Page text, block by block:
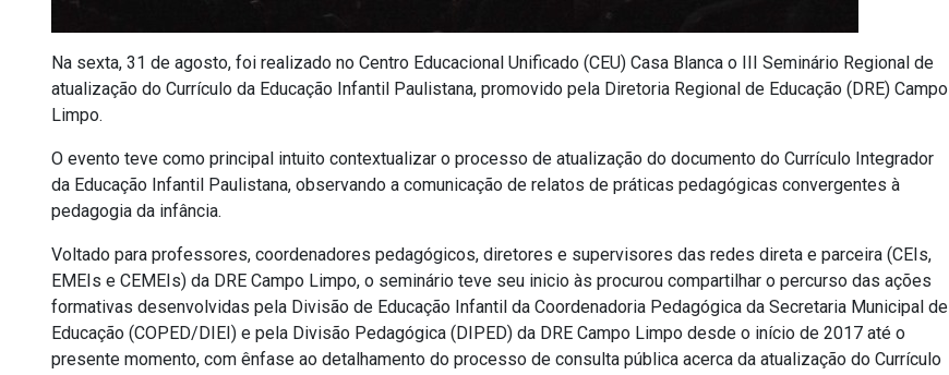
Na sexta, 31 de agosto, foi realizado no Centro Educacional Unificado (CEU) Casa Blanca o III Seminário Regional de
atualização do Currículo da Educação Infantil Paulistana, promovido pela Diretoria Regional de Educação (DRE) Campo
Limpo.
O evento teve como principal intuito contextualizar o processo de atualização do documento do Currículo Integrador
da Educação Infantil Paulistana, observando a comunicação de relatos de práticas pedagógicas convergentes à
pedagogia da infância.
Voltado para professores, coordenadores pedagógicos, diretores e supervisores das redes direta e parceira (CEIs,
EMEIs e CEMEIs) da DRE Campo Limpo, o seminário teve seu inicio às procurou compartilhar o percurso das ações
formativas desenvolvidas pela Divisão de Educação Infantil da Coordenadoria Pedagógica da Secretaria Municipal de
Educação (COPED/DIEI) e pela Divisão Pedagógica (DIPED) da DRE Campo Limpo desde o início de 2017 até o
presente momento, com ênfase ao detalhamento do processo de consulta pública acerca da atualização do Currículo